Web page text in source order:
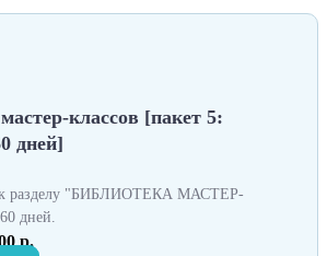
классов [пакет 5:
дней]
к разделу "БИБЛИОТЕКА МАСТЕР-
дней.
р.